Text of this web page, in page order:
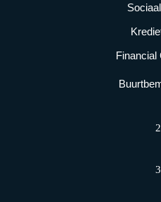
Financial
2
3